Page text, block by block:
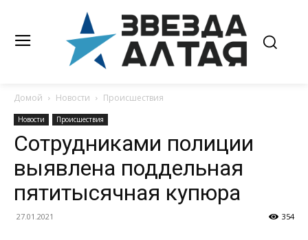
Домой Новости Происшествия
Новости Происшествия
Сотрудниками полиции
выявлена поддельная
пятитысячная купюра
27.01.2021 354